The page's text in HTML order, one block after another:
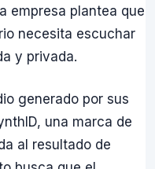
empresa plantea que
necesita escuchar
y privada.
generado por sus
una marca de
al resultado de